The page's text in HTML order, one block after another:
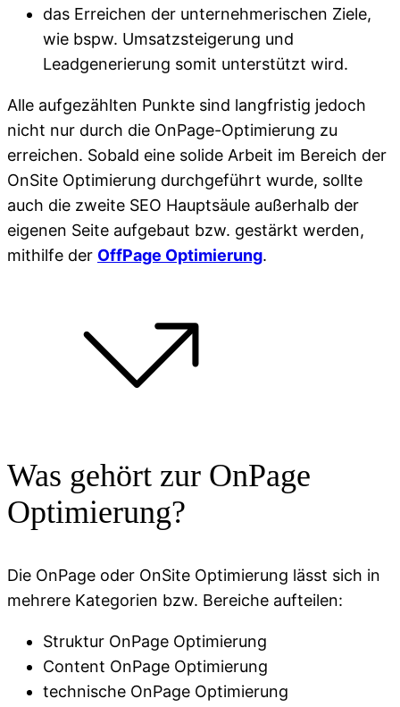
das Erreichen der unternehmerischen Ziele,
wie bspw. Umsatzsteigerung und
Leadgenerierung somit unterstützt wird.
Alle aufgezählten Punkte sind langfristig jedoch
nicht nur durch die OnPage-Optimierung zu
erreichen. Sobald eine solide Arbeit im Bereich der
OnSite Optimierung durchgeführt wurde, sollte
auch die zweite SEO Hauptsäule außerhalb der
eigenen Seite aufgebaut bzw. gestärkt werden,
mithilfe der OffPage Optimierung.
Was gehört zur OnPage
Optimierung?
Die OnPage oder OnSite Optimierung lässt sich in
mehrere Kategorien bzw. Bereiche aufteilen:
Struktur OnPage Optimierung
Content OnPage Optimierung
technische OnPage Optimierung